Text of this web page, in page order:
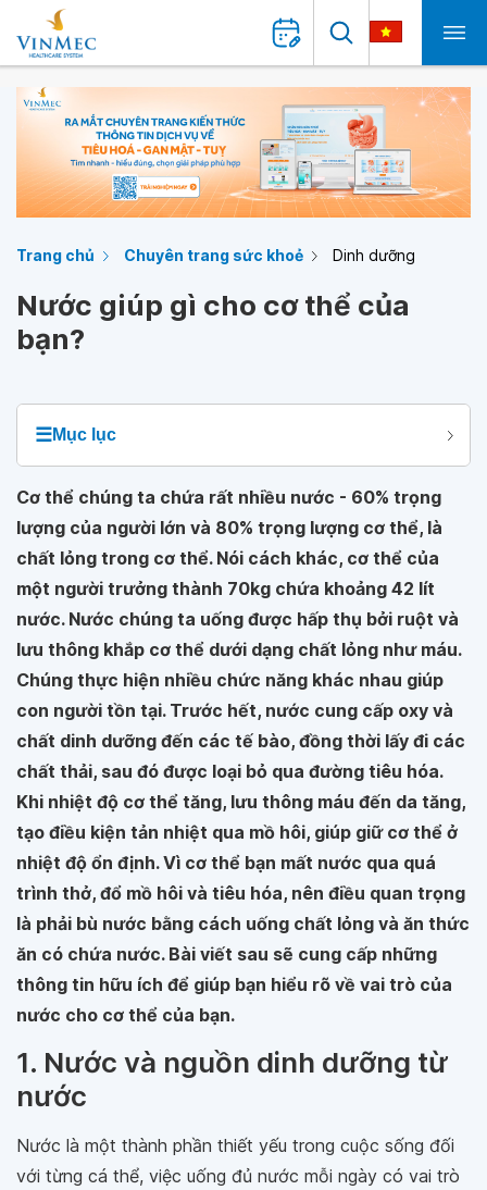
Trang chủ Chuyên trang sức khoẻ Dinh dưỡng
Nước giúp gì cho cơ thể của
bạn?
☰Mục lục
Cơ thể chúng ta chứa rất nhiều nước - 60% trọng
lượng của người lớn và 80% trọng lượng cơ thể, là
chất lỏng trong cơ thể. Nói cách khác, cơ thể của
một người trưởng thành 70kg chứa khoảng 42 lít
nước. Nước chúng ta uống được hấp thụ bởi ruột và
lưu thông khắp cơ thể dưới dạng chất lỏng như máu.
Chúng thực hiện nhiều chức năng khác nhau giúp
con người tồn tại. Trước hết, nước cung cấp oxy và
chất dinh dưỡng đến các tế bào, đồng thời lấy đi các
chất thải, sau đó được loại bỏ qua đường tiêu hóa.
Khi nhiệt độ cơ thể tăng, lưu thông máu đến da tăng,
tạo điều kiện tản nhiệt qua mồ hôi, giúp giữ cơ thể ở
nhiệt độ ổn định. Vì cơ thể bạn mất nước qua quá
trình thở, đổ mồ hôi và tiêu hóa, nên điều quan trọng
là phải bù nước bằng cách uống chất lỏng và ăn thức
ăn có chứa nước. Bài viết sau sẽ cung cấp những
thông tin hữu ích để giúp bạn hiểu rõ về vai trò của
nước cho cơ thể của bạn.
1. Nước và nguồn dinh dưỡng từ
nước
Nước là một thành phần thiết yếu trong cuộc sống đối
với từng cá thể, việc uống đủ nước mỗi ngày có vai trò